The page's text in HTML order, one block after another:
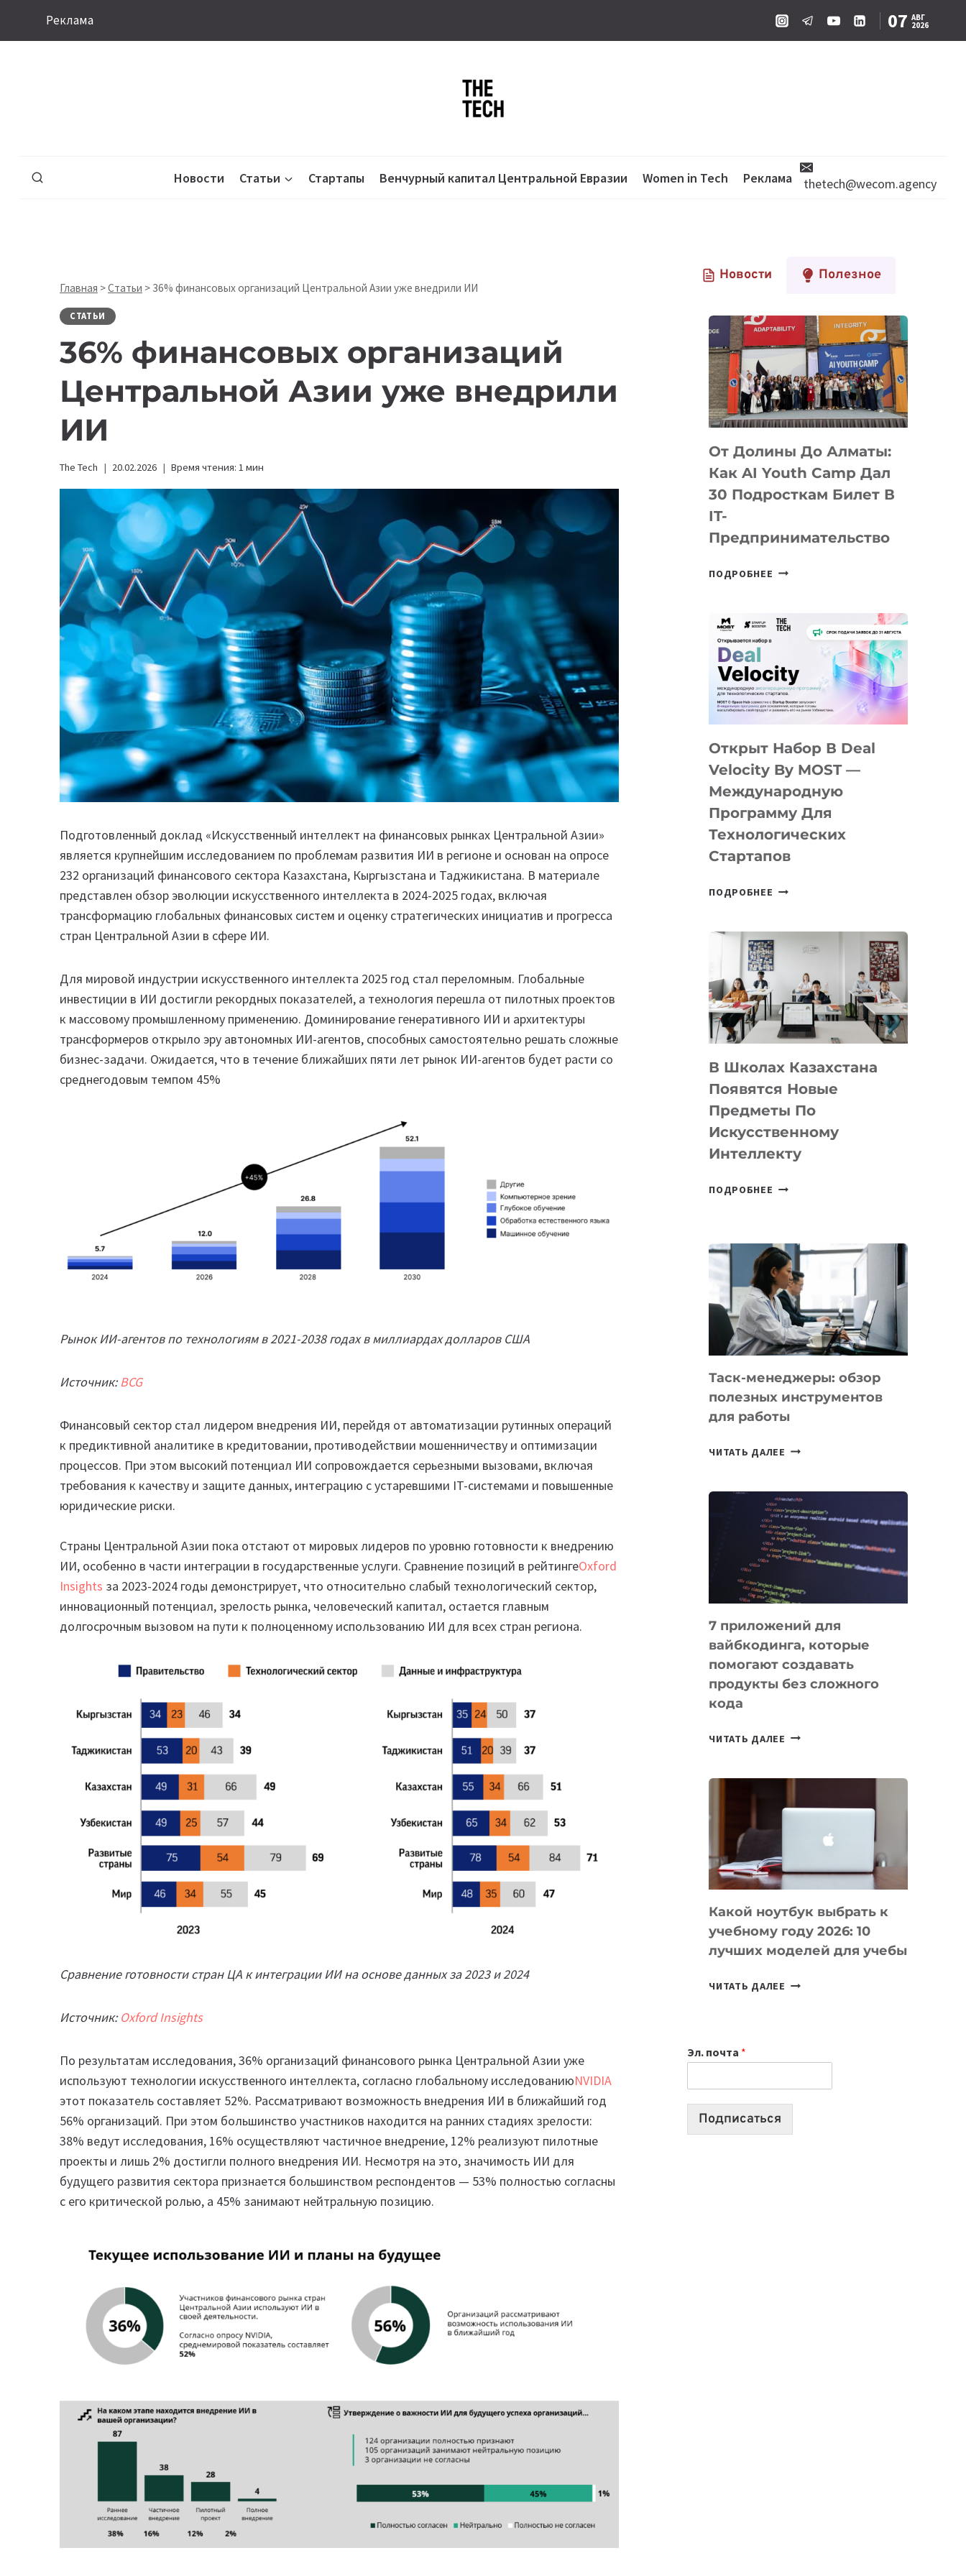
Реклама 07 АВГ
2026
Новости Статьи Стартапы Венчурный капитал Центральной Евразии Women in Tech Реклама thetech@wecom.agency
Главная >Статьи > 36% финансовых организаций Центральной Азии уже внедрили ИИ
СТАТЬИ
36% финансовых организаций
Центральной Азии уже внедрили
ИИ
The Tech 20.02.2026 Время чтения: 1 мин
Подготовленный доклад «Искусственный интеллект на финансовых рынках Центральной Азии»
является крупнейшим исследованием по проблемам развития ИИ в регионе и основан на опросе
232 организаций финансового сектора Казахстана, Кыргызстана и Таджикистана. В материале
представлен обзор эволюции искусственного интеллекта в 2024-2025 годах, включая
трансформацию глобальных финансовых систем и оценку стратегических инициатив и прогресса
стран Центральной Азии в сфере ИИ.
Для мировой индустрии искусственного интеллекта 2025 год стал переломным. Глобальные
инвестиции в ИИ достигли рекордных показателей, а технология перешла от пилотных проектов
к массовому промышленному применению. Доминирование генеративного ИИ и архитектуры
трансформеров открыло эру автономных ИИ-агентов, способных самостоятельно решать сложные
бизнес-задачи. Ожидается, что в течение ближайших пяти лет рынок ИИ-агентов будет расти со
среднегодовым темпом 45%
Рынок ИИ-агентов по технологиям в 2021-2038 годах в миллиардах долларов США
Источник: BCG
Финансовый сектор стал лидером внедрения ИИ, перейдя от автоматизации рутинных операций
к предиктивной аналитике в кредитовании, противодействии мошенничеству и оптимизации
процессов. При этом высокий потенциал ИИ сопровождается серьезными вызовами, включая
требования к качеству и защите данных, интеграцию с устаревшими IT-системами и повышенные
юридические риски.
Страны Центральной Азии пока отстают от мировых лидеров по уровню готовности к внедрению
ИИ, особенно в части интеграции в государственные услуги. Сравнение позиций в рейтингеOxford
Insights за 2023-2024 годы демонстрирует, что относительно слабый технологический сектор,
инновационный потенциал, зрелость рынка, человеческий капитал, остается главным
долгосрочным вызовом на пути к полноценному использованию ИИ для всех стран региона.
Сравнение готовности стран ЦА к интеграции ИИ на основе данных за 2023 и 2024
Источник:Oxford Insights
По результатам исследования, 36% организаций финансового рынка Центральной Азии уже
используют технологии искусственного интеллекта, согласно глобальному исследованиюNVIDIA
этот показатель составляет 52%. Рассматривают возможность внедрения ИИ в ближайший год
56% организаций. При этом большинство участников находится на ранних стадиях зрелости:
38% ведут исследования, 16% осуществляют частичное внедрение, 12% реализуют пилотные
проекты и лишь 2% достигли полного внедрения ИИ. Несмотря на это, значимость ИИ для
будущего развития сектора признается большинством респондентов — 53% полностью согласны
с его критической ролью, а 45% занимают нейтральную позицию.
Новости Полезное
От Долины До Алматы:
Как AI Youth Camp Дал
30 Подросткам Билет В
IT-
Предпринимательство
ПОДРОБНЕЕ ОТ
АЛМАТЫ:
YOUTH
CAMP
ДАЛ
ПОДРОСТКАМ
БИЛЕТ
IT-
ПРЕДПРИНИМАТЕЛЬСТВО
Открыт Набор В Deal
Velocity By MOST —
Международную
Программу Для
Технологических
Стартапов
ПОДРОБНЕЕ ОТКРЫТ
DEAL
VELOCITY
MOST
—
МЕЖДУНАРОДНУЮ
ДЛЯ
ТЕХНОЛОГИЧЕСКИХ
СТАРТАПОВ
В Школах Казахстана
Появятся Новые
Предметы По
Искусственному
Интеллекту
ПОДРОБНЕЕ
НОВЫЕ
ПРЕДМЕТЫ
ПО
ИСКУССТВЕННОМУ
ИНТЕЛЛЕКТУ
Таск-менеджеры: обзор
полезных инструментов
для работы
ЧИТАТЬ ДАЛЕЕ ТАСК-
ПОЛЕЗНЫХ
ИНСТРУМЕНТОВ
ДЛЯ
РАБОТЫ
7 приложений для
вайбкодинга, которые
помогают создавать
продукты без сложного
кода
ЧИТАТЬ ДАЛЕЕ
КОТОРЫЕ
СОЗДАВАТЬ
БЕЗ
КОДА
Какой ноутбук выбрать к
учебному году 2026: 10
лучших моделей для учебы
ЧИТАТЬ ДАЛЕЕ КАКОЙ
2026:
10
Эл. почта *
Подписаться